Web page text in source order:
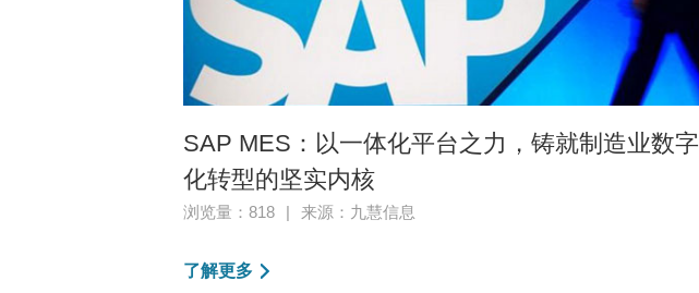
SAP MES：以一体化平台之力，铸就制造业数字
化转型的坚实内核
浏览量：818 | 来源：九慧信息
了解更多